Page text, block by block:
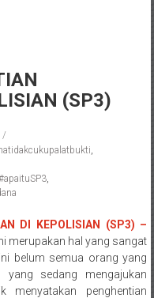
(SP3)
,
,
DI KEPOLISIAN (SP3) –
merupakan hal yang sangat
belum semua orang yang
yang sedang mengajukan
menyatakan penghentian